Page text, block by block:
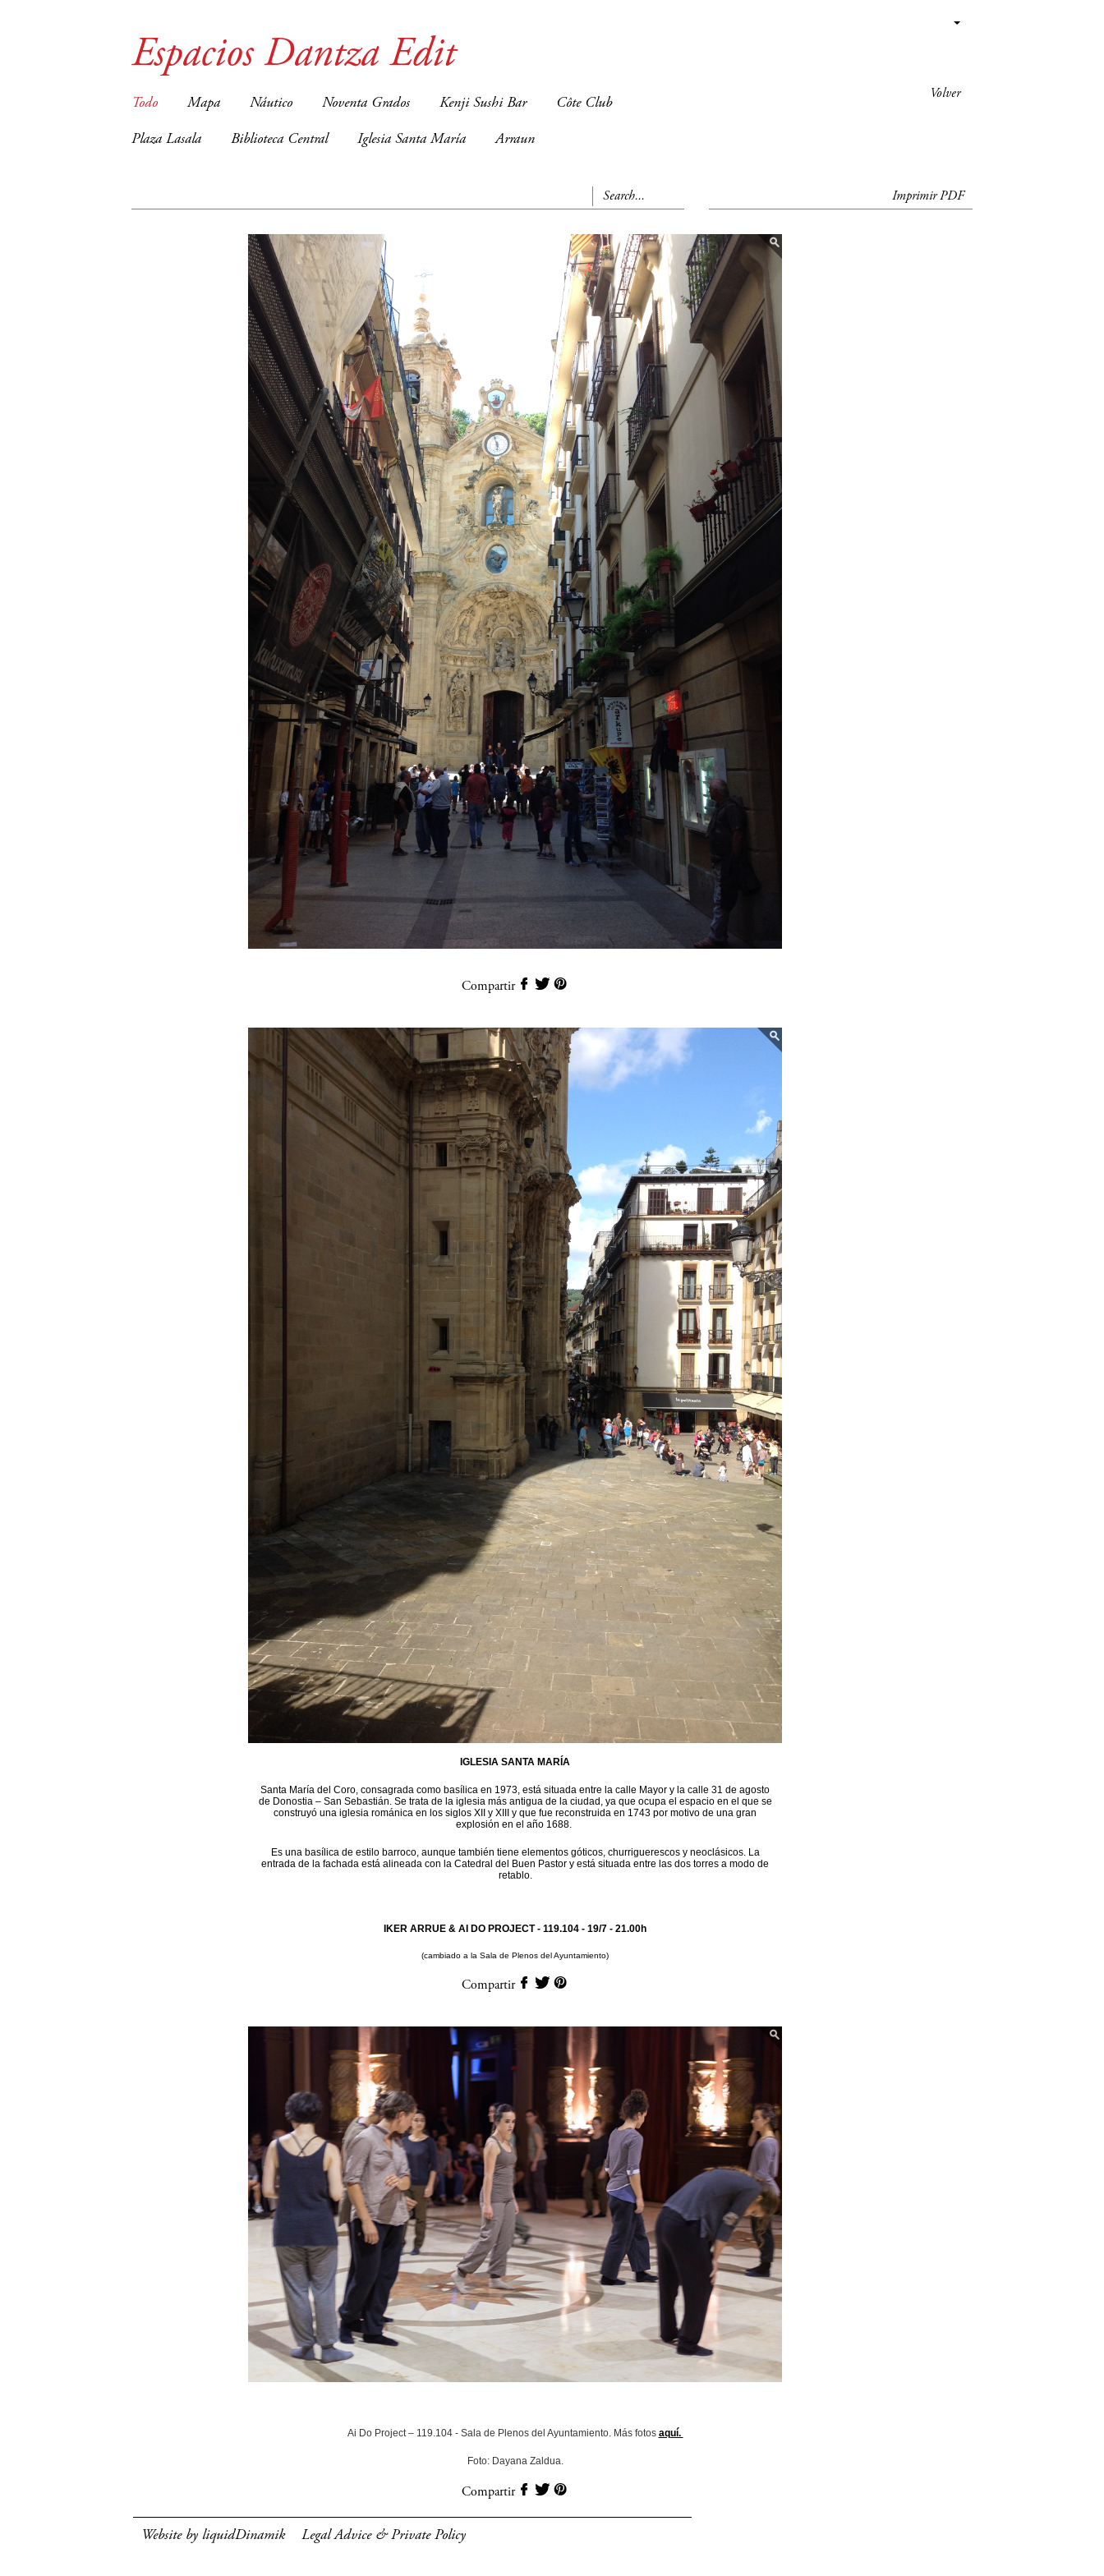
Volver
Espacios Dantza Edit
Todo Mapa Náutico Noventa Grados Kenji Sushi Bar Côte Club
Plaza Lasala Biblioteca Central Iglesia Santa María Arraun
Imprimir PDF
Compartir
IGLESIA SANTA MARÍA
Santa María del Coro, consagrada como basílica en 1973, está situada entre la calle Mayor y la calle 31 de agosto
de Donostia – San Sebastián. Se trata de la iglesia más antigua de la ciudad, ya que ocupa el espacio en el que se
construyó una iglesia románica en los siglos XII y XIII y que fue reconstruida en 1743 por motivo de una gran
explosión en el año 1688.
Es una basílica de estilo barroco, aunque también tiene elementos góticos, churriguerescos y neoclásicos. La
entrada de la fachada está alineada con la Catedral del Buen Pastor y está situada entre las dos torres a modo de
retablo.
IKER ARRUE & AI DO PROJECT - 119.104 - 19/7 - 21.00h
(cambiado a la Sala de Plenos del Ayuntamiento)
Compartir
Ai Do Project – 119.104 - Sala de Plenos del Ayuntamiento. Más fotos aquí.
Foto: Dayana Zaldua.
Compartir
Website by liquidDinamik Legal Advice & Private Policy